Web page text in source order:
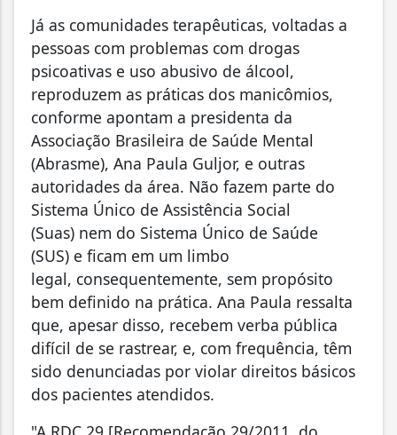
Já as comunidades terapêuticas, voltadas a
pessoas com problemas com drogas
psicoativas e uso abusivo de álcool,
reproduzem as práticas dos manicômios,
conforme apontam a presidenta da
Associação Brasileira de Saúde Mental
(Abrasme), Ana Paula Guljor, e outras
autoridades da área. Não fazem parte do
Sistema Único de Assistência Social
(Suas) nem do Sistema Único de Saúde
(SUS) e ficam em um limbo
legal, consequentemente, sem propósito
bem definido na prática. Ana Paula ressalta
que, apesar disso, recebem verba pública
difícil de se rastrear, e, com frequência, têm
sido denunciadas por violar direitos básicos
dos pacientes atendidos.